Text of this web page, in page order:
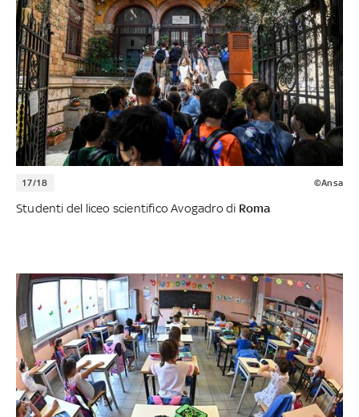
17/18 ©Ansa
Studenti del liceo scientifico Avogadro di Roma